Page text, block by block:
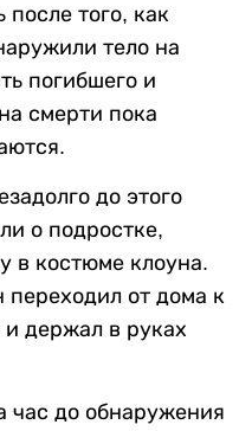
после того, как
тело на
погибшего и
смерти пока
до этого
о подростке,
в костюме клоуна.
переходил от дома к
и держал в руках
час до обнаружения